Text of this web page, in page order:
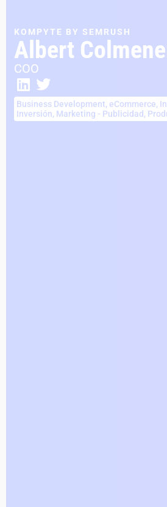
KOMPYTE BY SEMRUSH
Albert
COO
Business Development, eCommerce,
Inversión, Marketing - Publicidad ,